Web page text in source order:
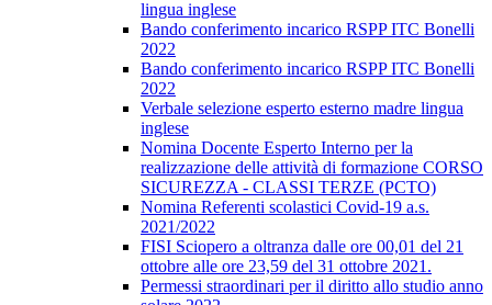
lingua inglese
Bando conferimento incarico RSPP ITC Bonelli
2022
Bando conferimento incarico RSPP ITC Bonelli
2022
Verbale selezione esperto esterno madre lingua
inglese
Nomina Docente Esperto Interno per la
realizzazione delle attività di formazione CORSO
SICUREZZA - CLASSI TERZE (PCTO)
Nomina Referenti scolastici Covid-19 a.s.
2021/2022
FISI Sciopero a oltranza dalle ore 00,01 del 21
ottobre alle ore 23,59 del 31 ottobre 2021.
Permessi straordinari per il diritto allo studio anno